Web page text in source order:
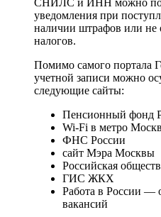
СНИЛС и ИНН можно
уведомления при
наличии штрафов или не
налогов.
Помимо самого портала
учетной записи можно
следующие сайты:
Пенсионный фонд
Wi-Fi в метро
ФНС России
сайт Мэра Москвы
Российская
ГИС ЖКХ
Работа в России —
вакансий